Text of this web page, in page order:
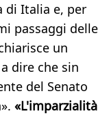
di Italia e, per
passaggi delle
un
dire che sin
del Senato
«L'imparzialità